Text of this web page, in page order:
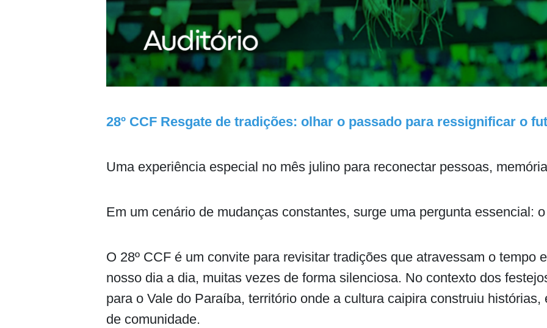
28º CCF Resgate de tradições: olhar o passado para ressignificar o
Uma experiência especial no mês julino para reconectar pessoas,
Em um cenário de mudanças constantes, surge uma pergunta essencial:
O 28º CCF é um convite para revisitar tradições que atravessam o tempo
nosso dia a dia, muitas vezes de forma silenciosa. No contexto dos
para o Vale do Paraíba, território onde a cultura caipira construiu
de comunidade.